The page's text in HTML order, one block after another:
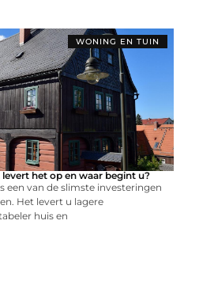
WONING EN TUIN
het op en waar begint u?
een van de slimste investeringen
Het levert u lagere
huis en